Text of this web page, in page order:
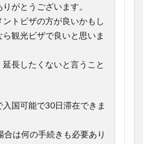
がとうございます。
トビザの方が良いかもし
観光ビザで良いと思いま
長したくないと言うこと
国可能で30日滞在できま
は何の手続きも必要あり